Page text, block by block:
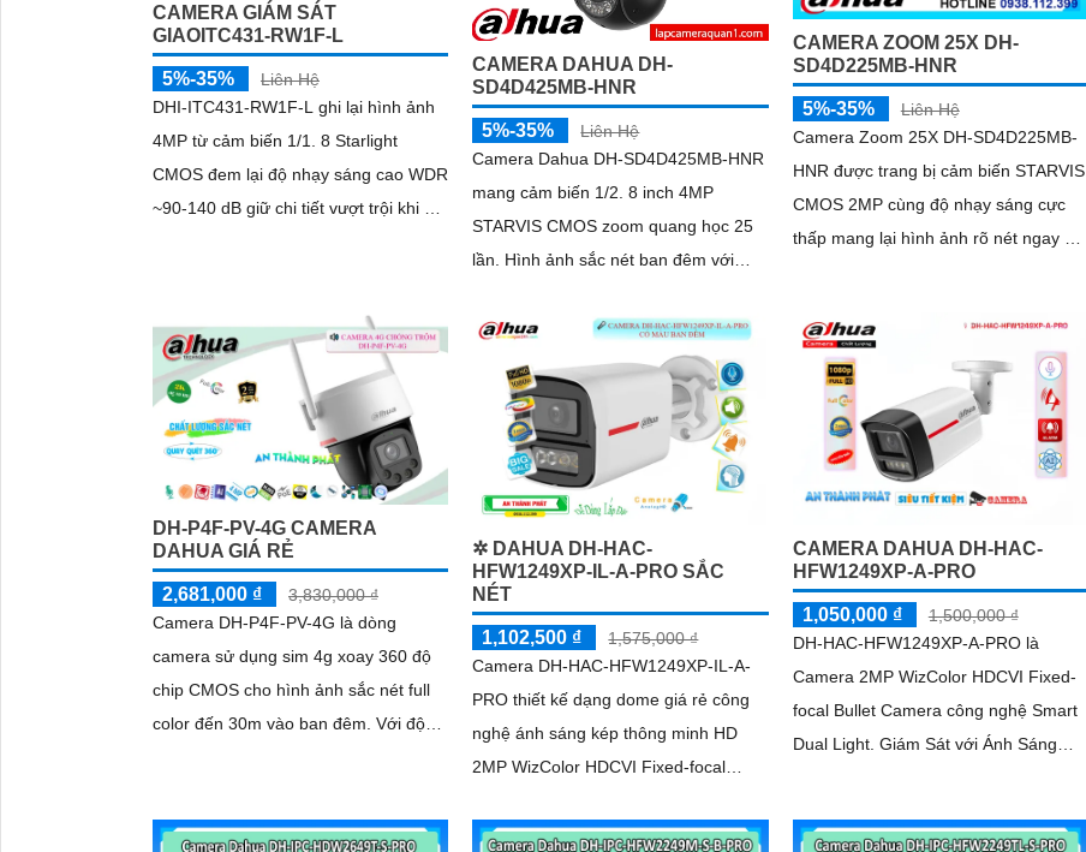
CAMERA GIÁM SÁT
GIAOITC431-RW1F-L
5%-35%
Liên Hệ
DHI-ITC431-RW1F-L ghi lại hình ảnh
4MP từ cảm biến 1/1. 8 Starlight
CMOS đem lại độ nhạy sáng cao WDR
~90-140 dB giữ chi tiết vượt trội khi có
CAMERA DAHUA DH-
SD4D425MB-HNR
5%-35%
Liên Hệ
Camera Dahua DH-SD4D425MB-HNR
mang cảm biến 1/2. 8 inch 4MP
STARVIS CMOS zoom quang học 25
lần. Hình ảnh sắc nét ban đêm với
sáng ấm 50 mét
CAMERA ZOOM 25X DH-
SD4D225MB-HNR
5%-35%
Liên Hệ
Camera Zoom 25X DH-SD4D225MB-
HNR được trang bị cảm biến STARVIS
CMOS 2MP cùng độ nhạy sáng cực
thấp mang lại hình ảnh rõ nét ngay cả
sáng kép thông minh với tầm xa hồng
ngoại 100m và LED ấm 50m Tính
năng quay quét linh hoạt cùng chuẩn
chống nước IP67 giúp quan sát ổn
định ngoài trời
DH-P4F-PV-4G CAMERA
DAHUA GIÁ RẺ
2,681,000 ₫
3,830,000 ₫
Camera DH-P4F-PV-4G là dòng
camera sử dụng sim 4g xoay 360 độ
chip CMOS cho hình ảnh sắc nét full
color đến 30m vào ban đêm. Với độ
✲ DAHUA DH-HAC-
HFW1249XP-IL-A-PRO SẮC
NÉT
1,102,500 ₫
1,575,000 ₫
Camera DH-HAC-HFW1249XP-IL-A-
PRO thiết kế dạng dome giá rẻ công
nghệ ánh sáng kép thông minh HD
2MP WizColor HDCVI Fixed-focal
chống ngược sáng DWDR hồng ngoại
CAMERA DAHUA DH-HAC-
HFW1249XP-A-PRO
1,050,000 ₫
1,500,000 ₫
DH-HAC-HFW1249XP-A-PRO là
Camera 2MP WizColor HDCVI Fixed-
focal Bullet Camera công nghệ Smart
Dual Light. Giám Sát với Ánh Sáng
loại + phần thân bằng nhựa + Giá đỡ